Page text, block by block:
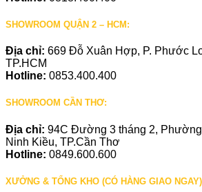
SHOWROOM QUẬN 2 – HCM:
Địa chỉ: 669 Đỗ Xuân Hợp, P. Phước
TP.HCM
Hotline: 0853.400.400
SHOWROOM CẦN THƠ:
Địa chỉ: 94C Đường 3 tháng 2,
Ninh Kiều, TP.Cần Thơ
Hotline: 0849.600.600
XƯỞNG & TỔNG KHO (CÓ HÀNG GIAO